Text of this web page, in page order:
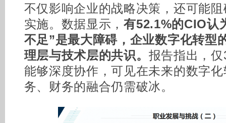
不仅影响企业的战略决策，还可能
实施。数据显示，有52.1%的CIO认
不足”是最大障碍，企业数字化转型
理层与技术层的共识。 报告指出，
能够深度协作，可见在未来的数字
务、财务的融合仍需破冰。